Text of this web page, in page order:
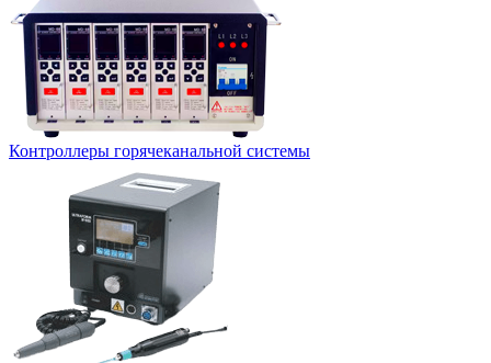
Контроллеры горячеканальной системы